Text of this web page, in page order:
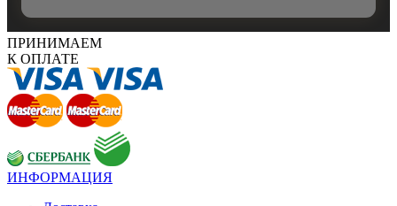
ПРИНИМАЕМ
К ОПЛАТЕ
ИНФОРМАЦИЯ